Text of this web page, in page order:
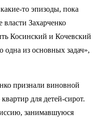
то эпизоды, пока
власти Захарченко
Косинский и Кочевский
одна из основных задач»,
признали виновной
для детей-сирот.
занимавшуюся